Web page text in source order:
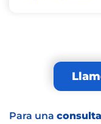
Para una